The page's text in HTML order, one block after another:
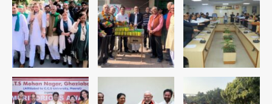
4
डबल मर्डर का मुख्य साजिशकर्ता क्राइम ब्रांच
के हत्थे
Team JHJ